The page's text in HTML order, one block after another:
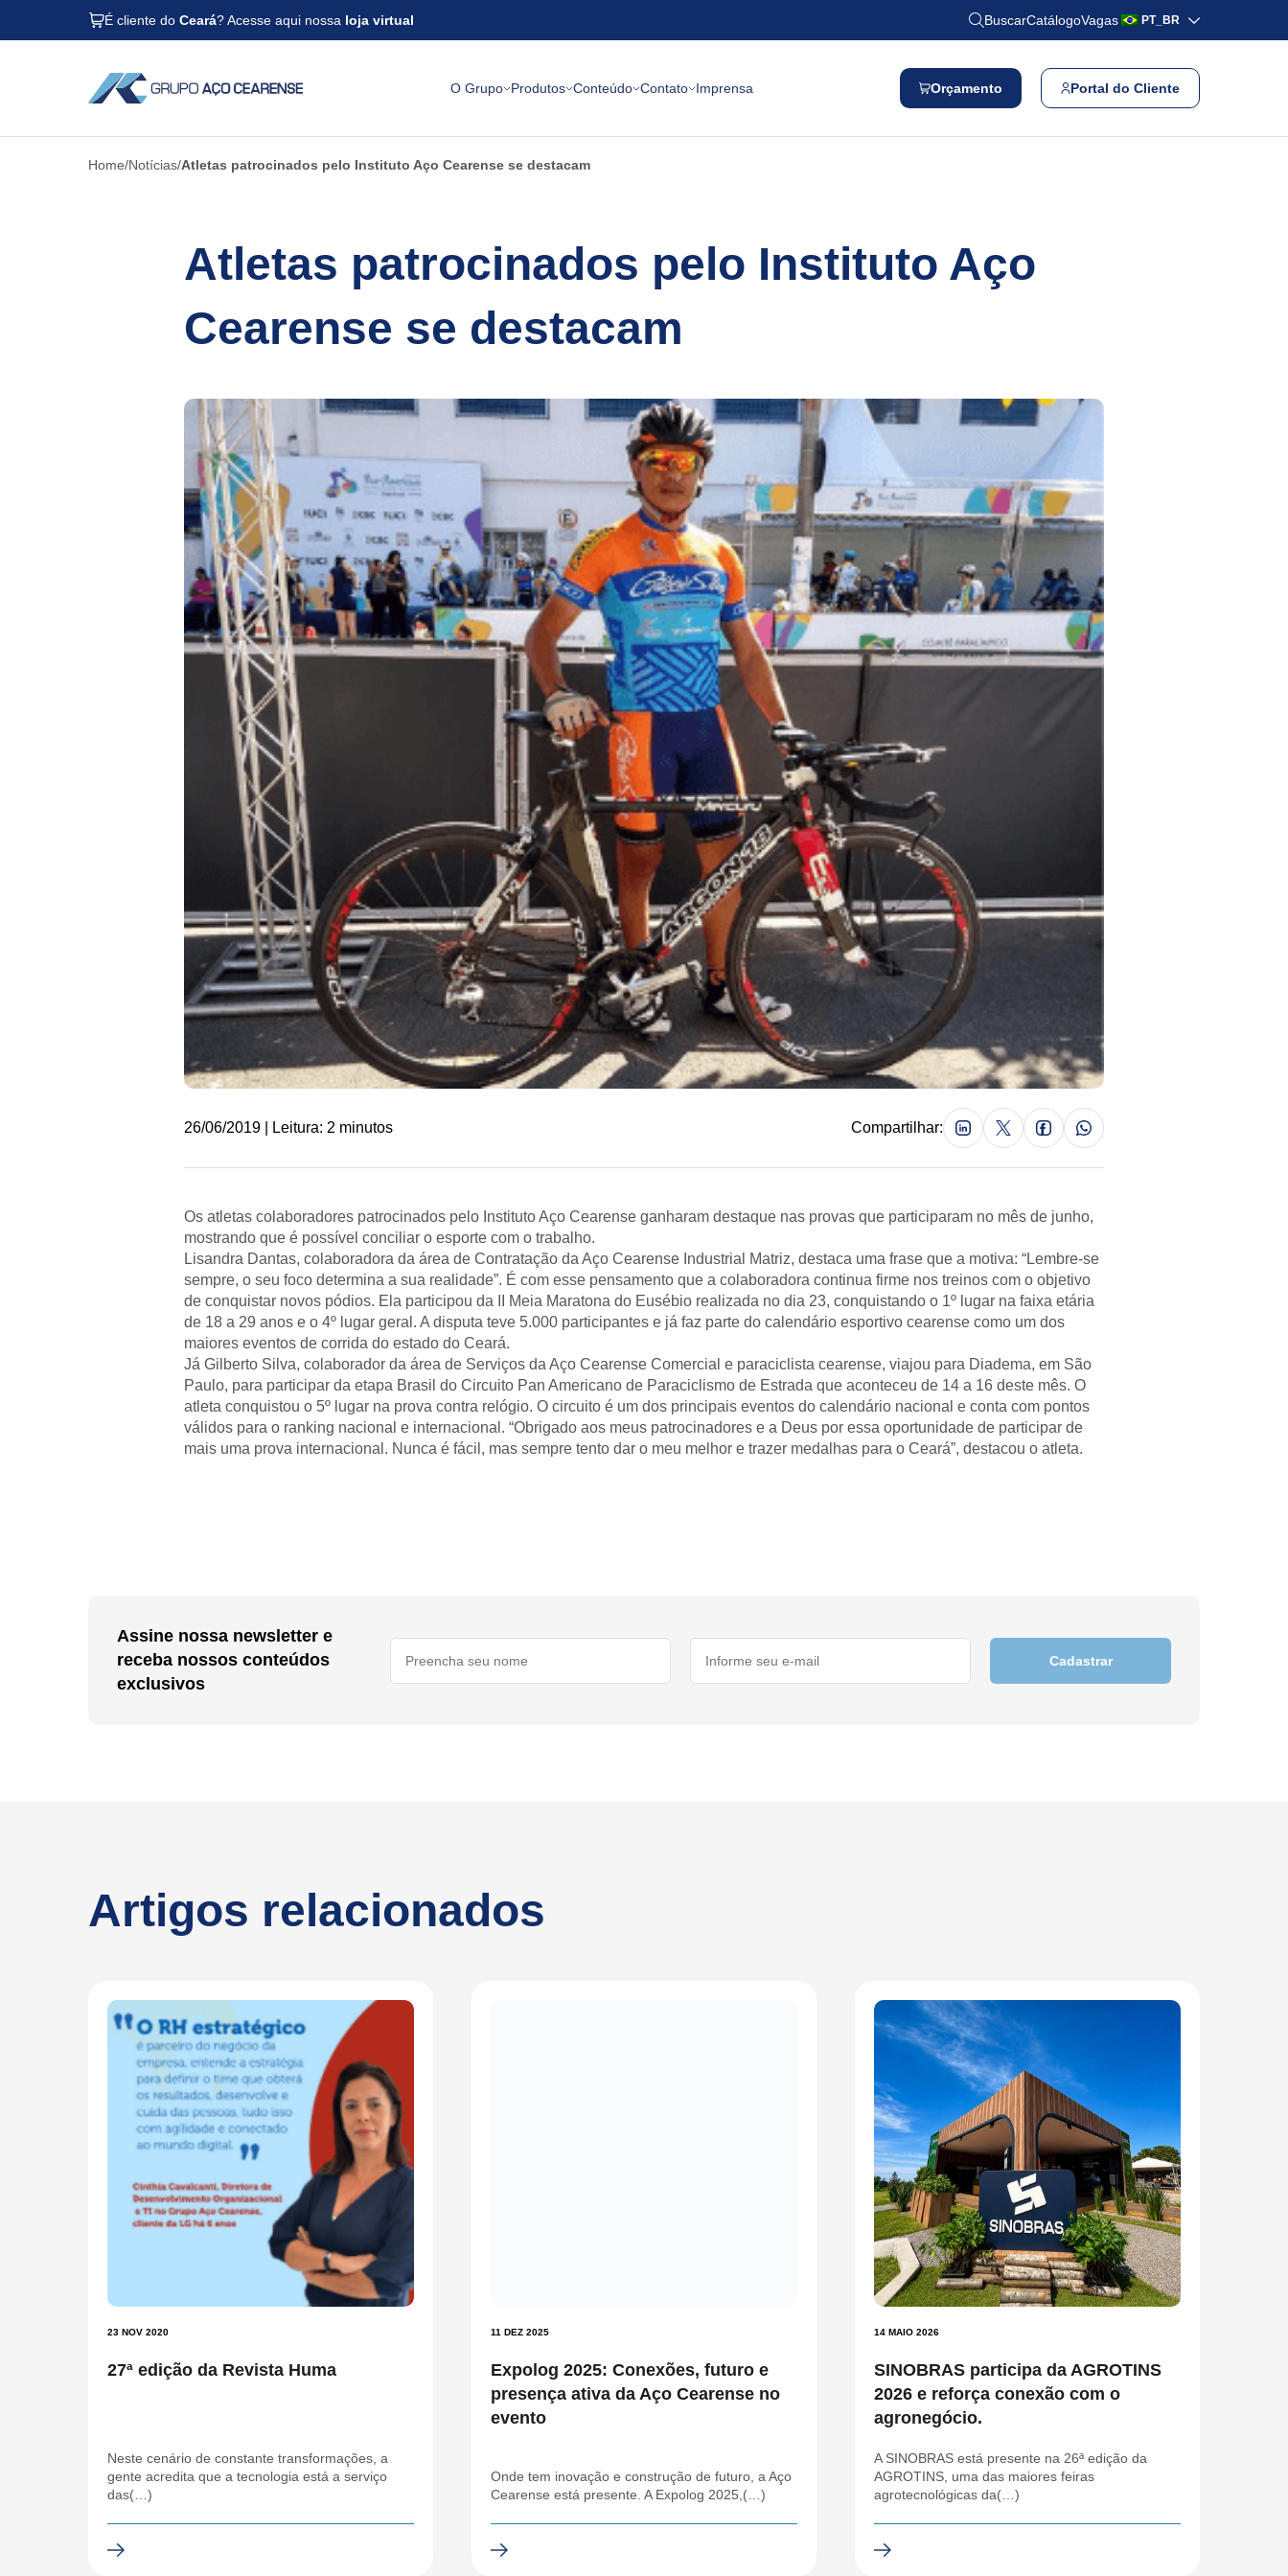
É cliente doCeará? Acesse aqui nossa loja virtual BuscarCatálogoVagas PT_BR
O Grupo Produtos Conteúdo Contato Imprensa Orçamento Portal do Cliente
Home Notícias Atletas patrocinados pelo Instituto Aço Cearense se destacam
Atletas patrocinados pelo Instituto Aço
Cearense se destacam
26/06/2019 | Leitura: 2 minutos Compartilhar:
Os atletas colaboradores patrocinados pelo Instituto Aço Cearense ganharam destaque nas provas que participaram no mês de junho,
mostrando que é possível conciliar o esporte com o trabalho.
Lisandra Dantas, colaboradora da área de Contratação da Aço Cearense Industrial Matriz, destaca uma frase que a motiva: “Lembre-se
sempre, o seu foco determina a sua realidade”. É com esse pensamento que a colaboradora continua firme nos treinos com o objetivo
de conquistar novos pódios. Ela participou da II Meia Maratona do Eusébio realizada no dia 23, conquistando o 1º lugar na faixa etária
de 18 a 29 anos e o 4º lugar geral. A disputa teve 5.000 participantes e já faz parte do calendário esportivo cearense como um dos
maiores eventos de corrida do estado do Ceará.
Já Gilberto Silva, colaborador da área de Serviços da Aço Cearense Comercial e paraciclista cearense, viajou para Diadema, em São
Paulo, para participar da etapa Brasil do Circuito Pan Americano de Paraciclismo de Estrada que aconteceu de 14 a 16 deste mês. O
atleta conquistou o 5º lugar na prova contra relógio. O circuito é um dos principais eventos do calendário nacional e conta com pontos
válidos para o ranking nacional e internacional. “Obrigado aos meus patrocinadores e a Deus por essa oportunidade de participar de
mais uma prova internacional. Nunca é fácil, mas sempre tento dar o meu melhor e trazer medalhas para o Ceará”, destacou o atleta.
Assine nossa newsletter e
receba nossos conteúdos
exclusivos
Cadastrar
Artigos relacionados
23 NOV 2020
27ª edição da Revista Huma
Neste cenário de constante transformações, a
gente acredita que a tecnologia está a serviço
das(…)
11 DEZ 2025
Expolog 2025: Conexões, futuro e
presença ativa da Aço Cearense no
evento
Onde tem inovação e construção de futuro, a Aço
Cearense está presente. A Expolog 2025,(…)
14 MAIO 2026
SINOBRAS participa da AGROTINS
2026 e reforça conexão com o
agronegócio.
A SINOBRAS está presente na 26ª edição da
AGROTINS, uma das maiores feiras
agrotecnológicas da(…)